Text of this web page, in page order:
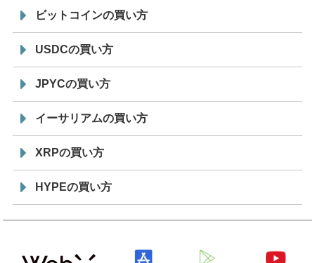
ビットコインの買い方
USDCの買い方
JPYCの買い方
イーサリアムの買い方
XRPの買い方
HYPEの買い方